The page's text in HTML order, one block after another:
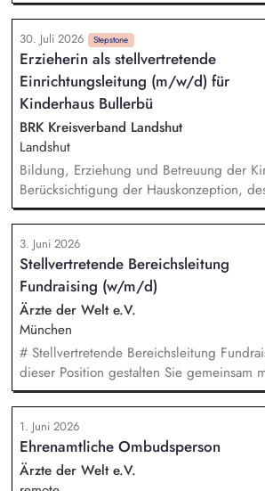
arbeitest Du im Team und auch eng mit
zusammen und übernimmst
die Umsetzung und das Wachstum des
gehören insbesondere: Inhaltliche,
organisatorische Weiterentwicklung des
Konzeption, Planung und Durchführung
Demokratieveranstaltungen, Moderation
und Vorbereitung der Panelgäste.
30. Juli 2026 Stepstone
Erzieherin als stellvertretende
Einrichtungsleitung (m/w/d) für
Kinderhaus Bullerbü
BRK Kreisverband Landshut
Landshut
Bildung, Erziehung und Betreuung der
Berücksichtigung der Hauskonzeption,
des BayKiBiG und des BEP
Arbeit in Zusammenarbeit mit der
Leitung durch die verantwortungsvolle
übertragenen Aufgabengebiete
während ihrer Abwesenheit in allen
Mitarbeiterführung und Entwicklung
Personalangelegenheiten, inkl.
und Einarbeitung neuer Mitarbeiter
Zusammenarbeit mit dem Elternbeirat
3. Juni 2026
Stellvertretende Bereichsleitung
Fundraising (w/m/d)
Ärzte der Welt e.V.
München
# Stellvertretende Bereichsleitung
dieser Position gestalten Sie gemeinsam
Bereichsleitung die strategische
Fundraisings und übernehmen Führungs-
Steuerungsaufgaben in einem
Schwerpunkt Ihrer Tätigkeit liegt in der
Weiterentwicklung des Dialogmarketing-
1. Juni 2026
Ehrenamtliche Ombudsperson
Ärzte der Welt e.V.